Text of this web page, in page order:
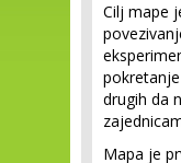
Cilj mape
drugih da
Mapa je